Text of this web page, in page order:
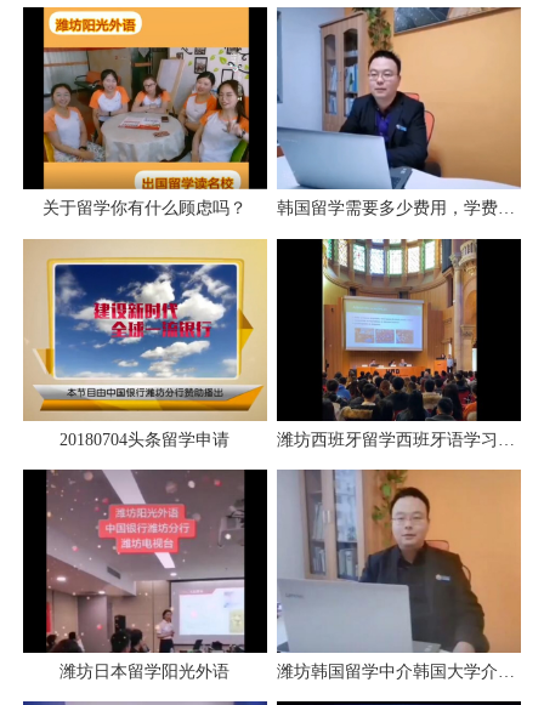
关于留学你有什么顾虑吗？ 韩国留学需要多少费用，学费生活费多少？
20180704头条留学申请
潍坊日本留学阳光外语